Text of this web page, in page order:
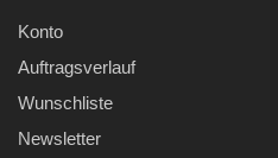
Konto
Auftragsverlauf
Wunschliste
Newsletter